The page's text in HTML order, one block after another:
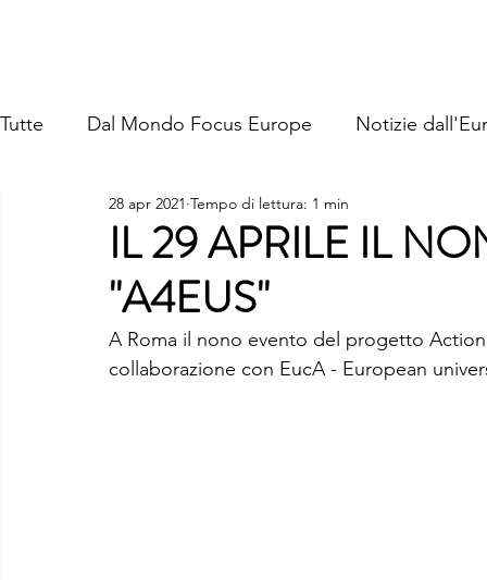
Tutte Dal Mondo Focus Europe Notizie
IL 29 APRILE IL
"A4EUS"
28 apr 2021 Tempo di lettura: 1 min
A Roma il nono evento del progetto
collaborazione con EucA - European